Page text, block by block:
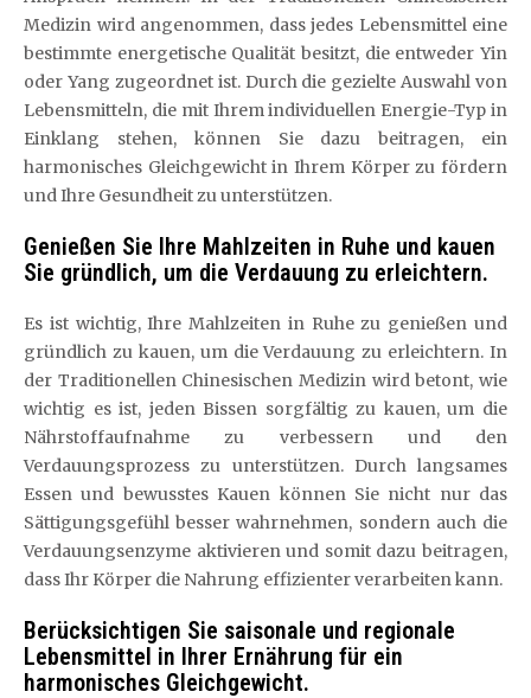
Medizin wird angenommen, dass jedes Lebensmittel eine
bestimmte energetische Qualität besitzt, die entweder Yin
oder Yang zugeordnet ist. Durch die gezielte Auswahl von
Lebensmitteln, die mit Ihrem individuellen Energie-Typ in
Einklang stehen, können Sie dazu beitragen, ein
harmonisches Gleichgewicht in Ihrem Körper zu fördern
und Ihre Gesundheit zu unterstützen.
Genießen Sie Ihre Mahlzeiten in Ruhe und kauen
Sie gründlich, um die Verdauung zu erleichtern.
Es ist wichtig, Ihre Mahlzeiten in Ruhe zu genießen und
gründlich zu kauen, um die Verdauung zu erleichtern. In
der Traditionellen Chinesischen Medizin wird betont, wie
wichtig es ist, jeden Bissen sorgfältig zu kauen, um die
Nährstoffaufnahme zu verbessern und den
Verdauungsprozess zu unterstützen. Durch langsames
Essen und bewusstes Kauen können Sie nicht nur das
Sättigungsgefühl besser wahrnehmen, sondern auch die
Verdauungsenzyme aktivieren und somit dazu beitragen,
dass Ihr Körper die Nahrung effizienter verarbeiten kann.
Berücksichtigen Sie saisonale und regionale
Lebensmittel in Ihrer Ernährung für ein
harmonisches Gleichgewicht.